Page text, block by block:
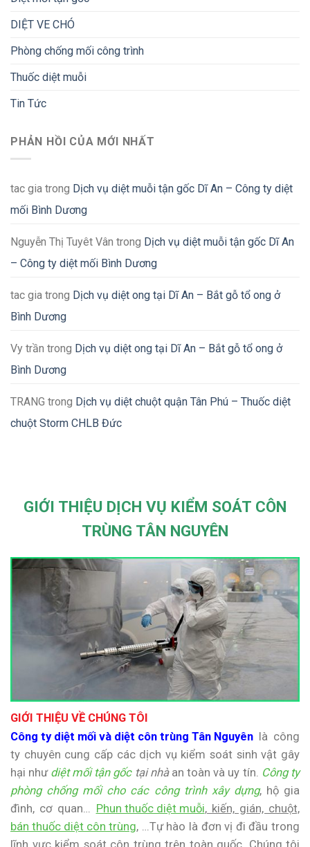
DIỆT VE CHÓ
Phòng chống mối công trình
Thuốc diệt muỗi
Tin Tức
PHẢN HỒI CỦA MỚI NHẤT
tac gia trong Dịch vụ diệt muỗi tận gốc Dĩ An – Công ty diệt
mối Bình Dương
Nguyễn Thị Tuyêt Vân trong Dịch vụ diệt muỗi tận gốc Dĩ An
– Công ty diệt mối Bình Dương
tac gia trong Dịch vụ diệt ong tại Dĩ An – Bắt gỗ tổ ong ở
Bình Dương
Vy trần trong Dịch vụ diệt ong tại Dĩ An – Bắt gỗ tổ ong ở
Bình Dương
TRANG trong Dịch vụ diệt chuột quận Tân Phú – Thuốc diệt
chuột Storm CHLB Đức
GIỚI THIỆU DỊCH VỤ KIỂM SOÁT CÔN
TRÙNG TÂN NGUYÊN
GIỚI THIỆU VỀ CHÚNG TÔI
Công ty diệt mối và diệt côn trùng Tân Nguyên là công
ty chuyên cung cấp các dịch vụ kiểm soát sinh vật gây
hại như diệt mối tận gốctại nhàan toàn và uy tín. Công ty
phòng chống mối cho các công trình xây dựng, hộ gia
đình, cơ quan… Phun thuốc diệt muỗi, kiến, gián, chuột,
bán thuốc diệt côn trùng, …Tự hào là đơn vị đi đầu trong